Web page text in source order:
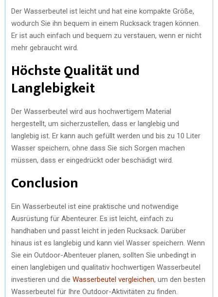
Der Wasserbeutel ist leicht und hat eine kompakte Größe,
wodurch Sie ihn bequem in einem Rucksack tragen können.
Er ist auch einfach und bequem zu verstauen, wenn er nicht
mehr gebraucht wird.
Höchste Qualität und
Langlebigkeit
Der Wasserbeutel wird aus hochwertigem Material
hergestellt, um sicherzustellen, dass er langlebig und
langlebig ist. Er kann auch gefüllt werden und bis zu 10 Liter
Wasser speichern, ohne dass Sie sich Sorgen machen
müssen, dass er eingedrückt oder beschädigt wird.
Conclusion
Ein Wasserbeutel ist eine praktische und notwendige
Ausrüstung für Abenteurer. Es ist leicht, einfach zu
handhaben und passt leicht in jeden Rucksack. Darüber
hinaus ist es langlebig und kann viel Wasser speichern. Wenn
Sie ein Outdoor-Abenteuer planen, sollten Sie unbedingt in
einen langlebigen und qualitativ hochwertigen Wasserbeutel
investieren und die Wasserbeutel vergleichen, um den besten
Wasserbeutel für Ihre Outdoor-Aktivitäten zu finden.